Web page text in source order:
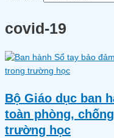
covid-19
Bộ Giáo dục ban
toàn phòng,
trường học